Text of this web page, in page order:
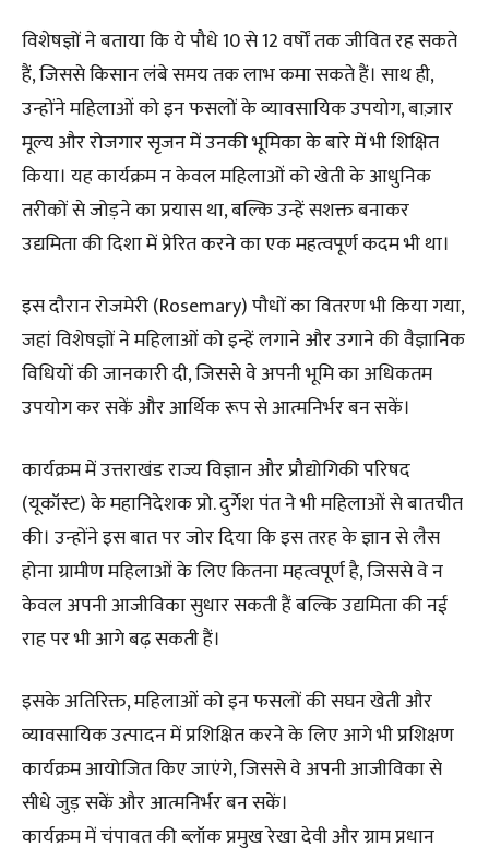
विशेषज्ञों ने बताया कि ये पौधे 10 से 12 वर्षों तक जीवित रह सकते
हैं, जिससे किसान लंबे समय तक लाभ कमा सकते हैं। साथ ही,
उन्होंने महिलाओं को इन फसलों के व्यावसायिक उपयोग, बाज़ार
मूल्य और रोजगार सृजन में उनकी भूमिका के बारे में भी शिक्षित
किया। यह कार्यक्रम न केवल महिलाओं को खेती के आधुनिक
तरीकों से जोड़ने का प्रयास था, बल्कि उन्हें सशक्त बनाकर
उद्यमिता की दिशा में प्रेरित करने का एक महत्वपूर्ण कदम भी था।
इस दौरान रोजमेरी (Rosemary) पौधों का वितरण भी किया गया,
जहां विशेषज्ञों ने महिलाओं को इन्हें लगाने और उगाने की वैज्ञानिक
विधियों की जानकारी दी, जिससे वे अपनी भूमि का अधिकतम
उपयोग कर सकें और आर्थिक रूप से आत्मनिर्भर बन सकें।
कार्यक्रम में उत्तराखंड राज्य विज्ञान और प्रौद्योगिकी परिषद
(यूकॉस्ट) के महानिदेशक प्रो. दुर्गेश पंत ने भी महिलाओं से बातचीत
की। उन्होंने इस बात पर जोर दिया कि इस तरह के ज्ञान से लैस
होना ग्रामीण महिलाओं के लिए कितना महत्वपूर्ण है, जिससे वे न
केवल अपनी आजीविका सुधार सकती हैं बल्कि उद्यमिता की नई
राह पर भी आगे बढ़ सकती हैं।
इसके अतिरिक्त, महिलाओं को इन फसलों की सघन खेती और
व्यावसायिक उत्पादन में प्रशिक्षित करने के लिए आगे भी प्रशिक्षण
कार्यक्रम आयोजित किए जाएंगे, जिससे वे अपनी आजीविका से
सीधे जुड़ सकें और आत्मनिर्भर बन सकें।
कार्यक्रम में चंपावत की ब्लॉक प्रमुख रेखा देवी और ग्राम प्रधान